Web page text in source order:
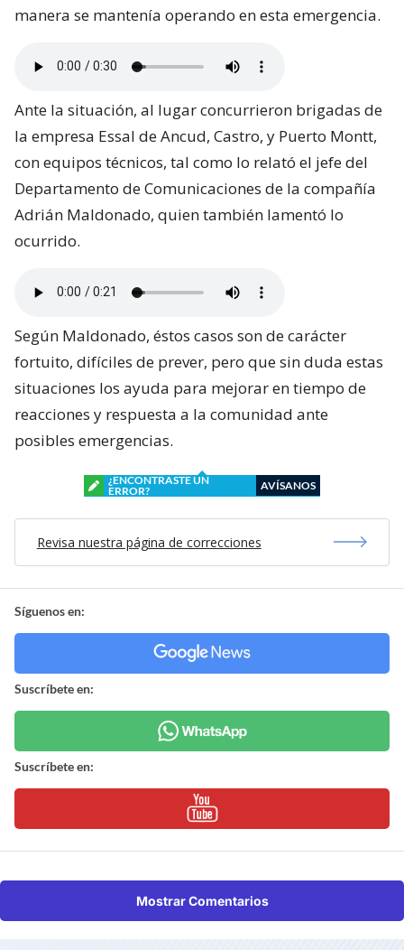
manera se mantenía operando en esta emergencia.
Ante la situación, al lugar concurrieron brigadas de
la empresa Essal de Ancud, Castro, y Puerto Montt,
con equipos técnicos, tal como lo relató el jefe del
Departamento de Comunicaciones de la compañía
Adrián Maldonado, quien también lamentó lo
ocurrido.
Según Maldonado, éstos casos son de carácter
fortuito, difíciles de prever, pero que sin duda estas
situaciones los ayuda para mejorar en tiempo de
reacciones y respuesta a la comunidad ante
posibles emergencias.
¿ENCONTRASTE UN
ERROR?
AVÍSANOS
Revisa nuestra página de correcciones
Síguenos en:
Suscríbete en:
Suscríbete en:
Mostrar Comentarios